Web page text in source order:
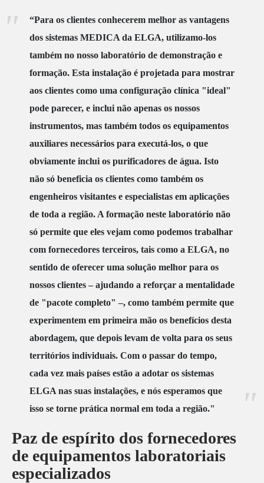
“Para os clientes conhecerem melhor as vantagens
dos sistemas MEDICA da ELGA, utilizamo-los
também no nosso laboratório de demonstração e
formação. Esta instalação é projetada para mostrar
aos clientes como uma configuração clínica "ideal"
pode parecer, e inclui não apenas os nossos
instrumentos, mas também todos os equipamentos
auxiliares necessários para executá-los, o que
obviamente inclui os purificadores de água. Isto
não só beneficia os clientes como também os
engenheiros visitantes e especialistas em aplicações
de toda a região. A formação neste laboratório não
só permite que eles vejam como podemos trabalhar
com fornecedores terceiros, tais como a ELGA, no
sentido de oferecer uma solução melhor para os
nossos clientes – ajudando a reforçar a mentalidade
de "pacote completo" –, como também permite que
experimentem em primeira mão os benefícios desta
abordagem, que depois levam de volta para os seus
territórios individuais. Com o passar do tempo,
cada vez mais países estão a adotar os sistemas
ELGA nas suas instalações, e nós esperamos que
isso se torne prática normal em toda a região."
Paz de espírito dos fornecedores
de equipamentos laboratoriais
especializados